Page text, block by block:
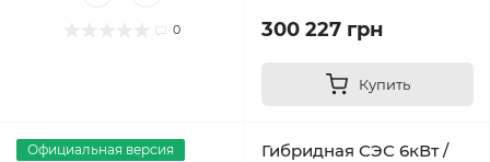
0 300 227 грн
Купить
Официальная версия
Гибридная СЭС 6кВт /